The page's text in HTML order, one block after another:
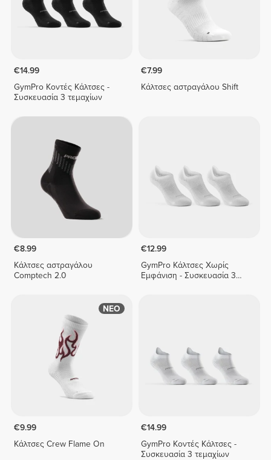
€14.99
GymPro Κοντές Κάλτσες -
Συσκευασία 3 τεμαχίων
€7.99
Κάλτσες αστραγάλου Shift
€8.99
Κάλτσες αστραγάλου
Comptech 2.0
€12.99
GymPro Κάλτσες Χωρίς
Εμφάνιση - Συσκευασία 3
ΝΕΟ
€9.99
Κάλτσες Crew Flame On
€14.99
GymPro Κοντές Κάλτσες -
Συσκευασία 3 τεμαχίων